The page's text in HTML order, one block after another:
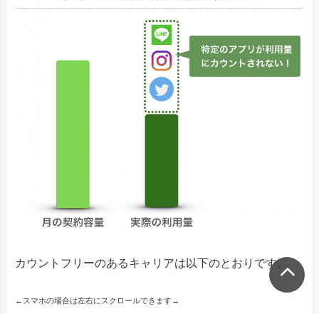
カウントフリーのあるキャリアは以下のとおりです。
←スマホの場合は左右にスクロールできます→